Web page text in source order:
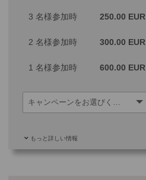
3 名様参加時 250.00 EUR
2 名様参加時 300.00 EUR
1 名様参加時 600.00 EUR
もっと詳しい情報